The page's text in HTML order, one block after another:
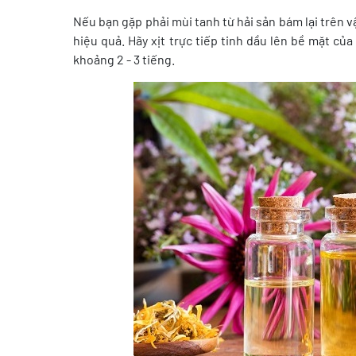
Nếu bạn gặp phải mùi tanh từ hải sản bám lại trên
hiệu quả. Hãy xịt trực tiếp tinh dầu lên bề mặt
khoảng 2 - 3 tiếng.